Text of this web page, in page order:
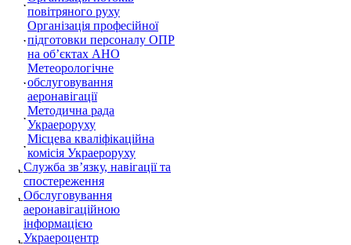
повітряного руху
Організація професійної
підготовки персоналу ОПР
на об’єктах АНО
Метеорологічне
обслуговування
аеронавігації
Методична рада
Украероруху
Місцева кваліфікаційна
комісія Украероруху
Служба зв’язку, навігації та
спостереження
Обслуговування
аеронавігаційною
інформацією
Украероцентр